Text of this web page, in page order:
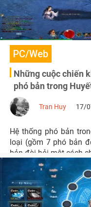
PC/Web
Những cuộc chiến
phó bản trong
Tran Huy 17/
Hệ thống phó bản
loại (gồm 7 phó bản
bản đòi hỏi một cách
trong trải nghiệm
được game thủ quan
sự trưởng thành của